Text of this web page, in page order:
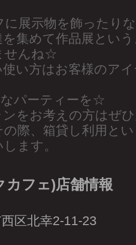
に展示物を飾ったり
集めて作品展とい
せんね☆
い方はお客様のア
パーティーを☆
ンをお考えの方はぜ
際、箱貸し利用と
ます。
フェ)店舗情報
区北幸2-11-23